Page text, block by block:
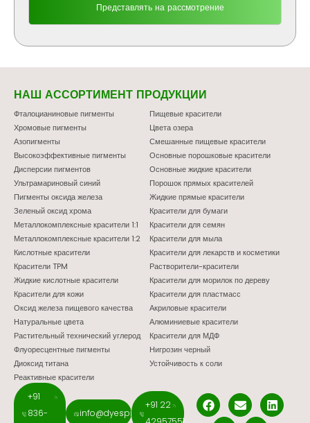
НАШ АССОРТИМЕНТ ПРОДУКЦИИ
Фталоцианиновые пигменты
Хромовые пигменты
Азопигменты
Высокоэффективные пигменты
Дисперсии пигментов
Ультрамариновый синий
Пигменты оксида железа
Зеленый оксид хрома
Металлокомплексные красители 1:1
Металлокомплексные красители 1:2
Кислотные красители
Красители TPM
Жидкие кислотные красители
Красители для кожи
Оксид железа пищевого качества
Натуральные цвета
Растительный технический углерод
Флуоресцентные пигменты
Диоксид титана
Реактивные красители
Пищевые красители
Цвета озера
Смешанные пищевые красители
Основные порошковые красители
Основные жидкие красители
Порошок прямых красителей
Жидкие прямые красители
Красители для бумаги
Красители для семян
Красители для мыла
Красители для лекарств и косметики
Растворители-красители
Красители для морилок по дереву
Красители для пластмасс
Акриловые красители
Алюминиевые красители
Красители для МДФ
Нигрозин черный
Устойчивость к соли
+91
836-
info@dyespigments.net
+91 22